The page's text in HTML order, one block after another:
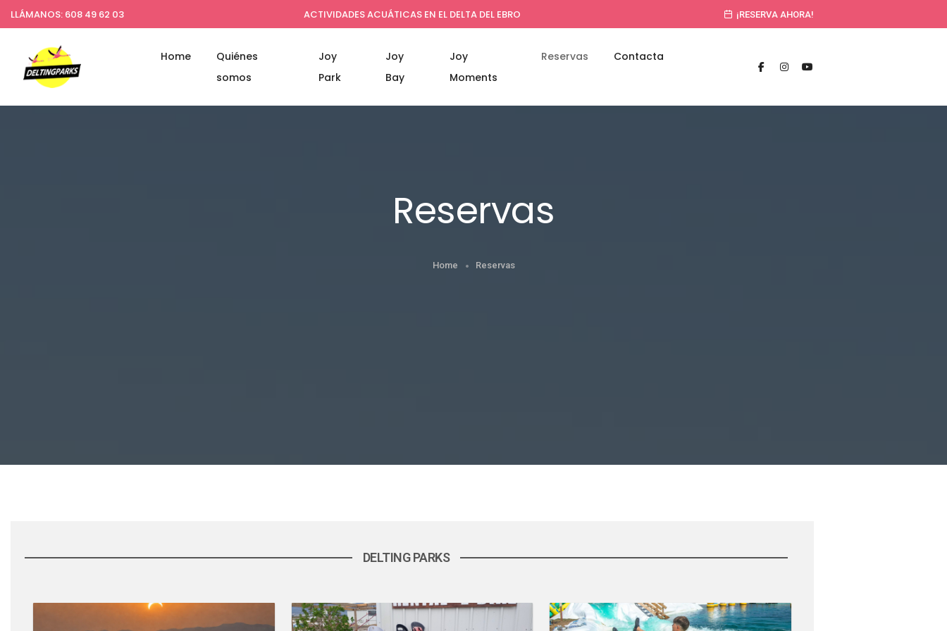
LLÁMANOS: 608 49 62 03 ACTIVIDADES ACUÁTICAS EN EL DELTA DEL EBRO ¡RESERVA AHORA!
Home
Quiénes
somos
Joy
Park
Joy
Bay
Joy
Moments
Reservas Contacta
Reservas
Home Reservas
DELTING PARKS
KAYAK, PADDLE SURF Y ECLIPSE BICICLETA ELÉCTRICA MULTIAVENTURA COMPLETA DELTING